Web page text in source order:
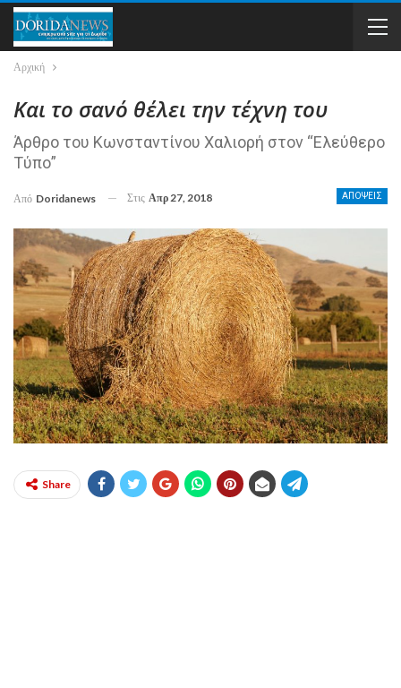
Αρχική
Και το σανό θέλει την τέχνη του
Άρθρο του Κωνσταντίνου Χαλιορή στον “Ελεύθερο
Τύπο”
ΑΠΟΨΕΙΣ
Από Doridanews Στις Απρ 27, 2018
Share